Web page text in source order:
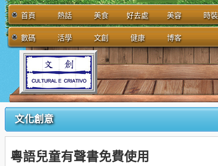
首頁 熱話 美食 好去處 美容 時裝
數碼 活學 文創 健康 博客
文化創意
粵語兒童有聲書免費使用